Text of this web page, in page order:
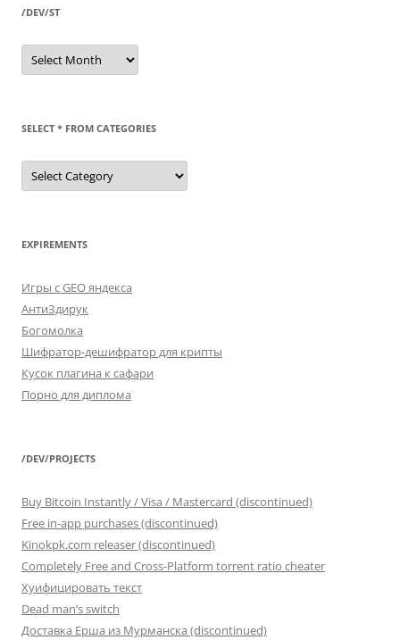
/DEV/ST
/dev/st
SELECT * FROM CATEGORIES
SELECT
FROM
EXPIREMENTS
Игры с GEO яндекса
АнтиЗдирук
Богомолка
Шифратор-дешифратор для крипты
Кусок плагина к сафари
Порно для диплома
/DEV/PROJECTS
Buy Bitcoin Instantly / Visa / Mastercard (discontinued)
Free in-app purchases (discontinued)
Kinokpk.com releaser (discontinued)
Completely Free and Cross-Platform torrent ratio cheater
Хуифицировать текст
Dead man’s switch
Доставка Ерша из Мурманска (discontinued)